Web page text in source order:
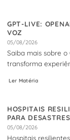
GPT-LIVE:
VOZ
05/08/2026
Saiba mais sobre
transforma
Ler Matéria
HOSPITAIS
PARA
05/08/2026
Hospitais